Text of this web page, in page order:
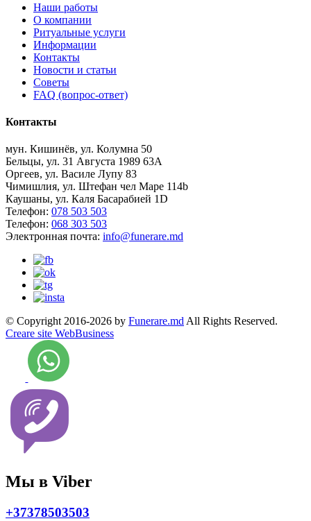
Наши работы
О компании
Ритуальные услуги
Информации
Контакты
Новости и статьи
Советы
FAQ (вопрос-ответ)
Контакты
мун. Кишинёв, ул. Колумна 50
Бельцы, ул. 31 Августа 1989 63А
Оргеев, ул. Василе Лупу 83
Чимишлия, ул. Штефан чел Маре 114b
Каушаны, ул. Каля Басарабией 1D
Телефон: 078 503 503
Телефон: 068 303 503
Электронная почта: info@funerare.md
© Copyright 2016-2026 by Funerare.mdAll Rights Reserved.
Creare site WebBusiness
Мы в Viber
+37378503503